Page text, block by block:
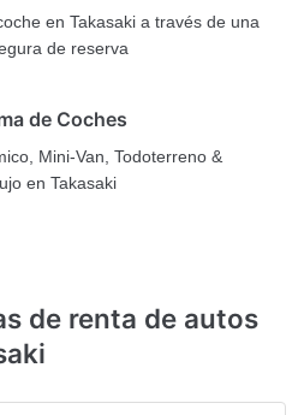
en Takasaki a través de una
de reserva
de Coches
Mini-Van, Todoterreno &
en Takasaki
de renta de autos